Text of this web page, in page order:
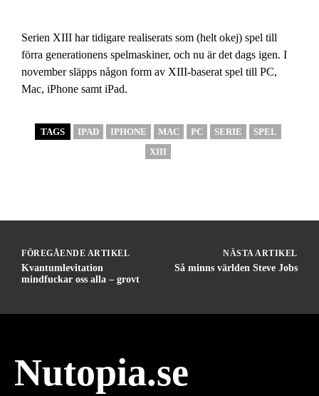
Serien XIII har tidigare realiserats som (helt okej) spel till
förra generationens spelmaskiner, och nu är det dags igen. I
november släpps någon form av XIII-baserat spel till PC,
Mac, iPhone samt iPad.
TAGS IPAD IPHONE MAC PC SERIE
SPEL
XIII
FÖREGÅENDE ARTIKEL
Kvantumlevitation
mindfuckar oss alla – grovt
NÄSTA ARTIKEL
Så minns världen Steve Jobs
Nutopia.se